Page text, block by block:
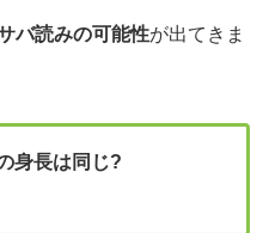
バ読みの可能性が出てきま
身長は同じ?